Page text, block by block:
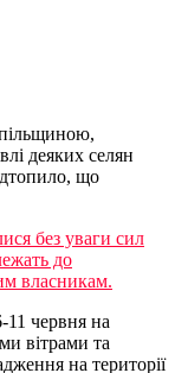
деяких селян
що
без уваги сил
до
власникам.
11 червня на
вітрами та
на території